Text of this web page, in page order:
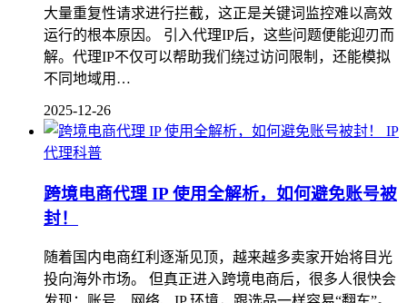
大量重复性请求进行拦截，这正是关键词监控难以高效
运行的根本原因。 引入代理IP后，这些问题便能迎刃而
解。代理IP不仅可以帮助我们绕过访问限制，还能模拟
不同地域用…
2025-12-26
IP
代理科普
跨境电商代理 IP 使用全解析，如何避免账号被
封！
随着国内电商红利逐渐见顶，越来越多卖家开始将目光
投向海外市场。 但真正进入跨境电商后，很多人很快会